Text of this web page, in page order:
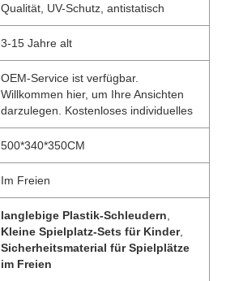
Qualität, UV-Schutz, antistatisch
3-15 Jahre alt
OEM-Service ist verfügbar.
Willkommen hier, um Ihre Ansichten
darzulegen. Kostenloses individuelles
500*340*350CM
Im Freien
langlebige Plastik-Schleudern
Kleine Spielplatz-Sets für Kinder,
Sicherheitsmaterial für Spielplätze
im Freien